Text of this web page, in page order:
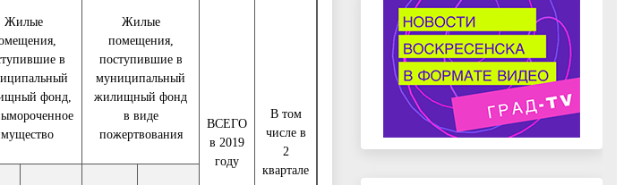
Жилые
в
фонд,
Жилые
помещения,
поступившие в
муниципальный
жилищный фонд
в виде
пожертвования
ВСЕГО
в 2019
году
В том
числе в
2
квартале